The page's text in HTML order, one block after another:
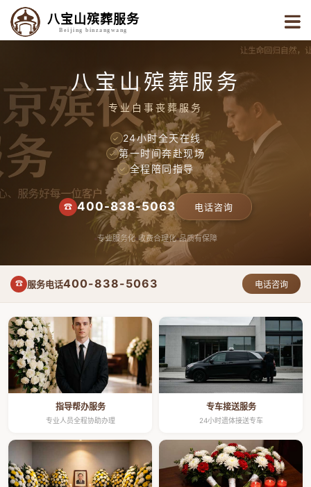
八宝山殡葬服务
Beijing binzangwang
八宝山殡葬服务
专业白事丧葬服务
✓ 24小时全天在线
✓ 第一时间奔赴现场
✓ 全程陪同指导
☎ 400-838-5063 电话咨询
专业服务化 收费合理化 品质有保障
☎ 服务电话400-838-5063 电话咨询
指导帮办服务
专业人员全程协助办理
专车接送服务
24小时遗体接送专车